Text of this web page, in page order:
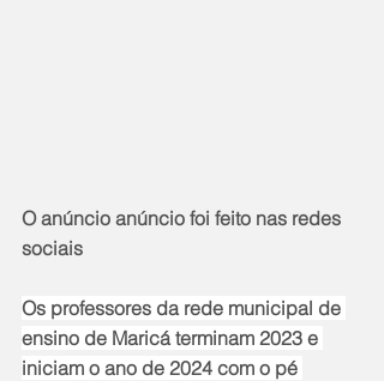
O anúncio anúncio foi feito nas redes
sociais
Os professores da rede municipal de
ensino de Maricá terminam 2023 e
iniciam o ano de 2024 com o pé